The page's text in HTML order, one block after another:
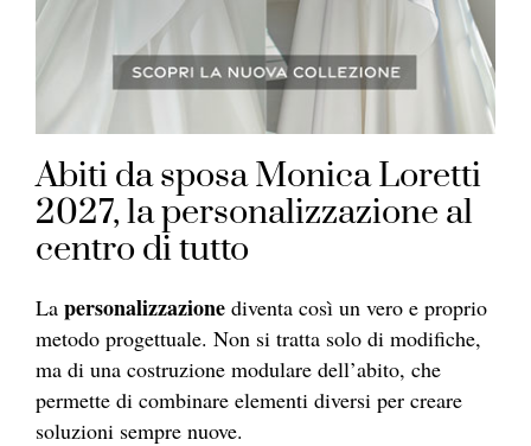
Abiti da sposa Monica Loretti
2027, la personalizzazione al
centro di tutto
La personalizzazione diventa così un vero e proprio
metodo progettuale. Non si tratta solo di modifiche,
ma di una costruzione modulare dell’abito, che
permette di combinare elementi diversi per creare
soluzioni sempre nuove.